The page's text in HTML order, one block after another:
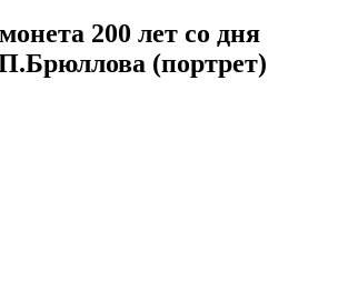
200 лет со дня
(портрет)